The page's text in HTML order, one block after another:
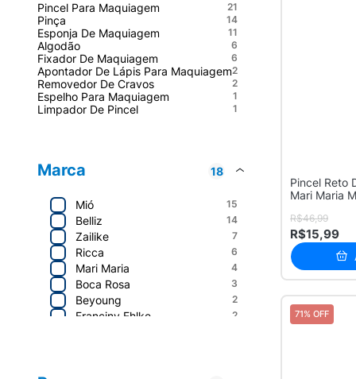
Pincel Para Maquiagem 21
Pinça 14
Esponja De Maquiagem 11
Algodão 6
Fixador De Maquiagem 6
Apontador De Lápis Para Maquiagem2
Removedor De Cravos 2
Espelho Para Maquiagem 1
Limpador De Pincel 1
Marca 18
Mió 15
Belliz 14
Zailike 7
Ricca 6
Mari Maria 4
Boca Rosa 3
Beyoung 2
Franciny Ehlke 2
Pincel Reto
Mari Maria
R$46,99
R$15,99
71% OFF